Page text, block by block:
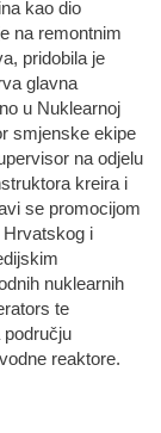
kao dio
na remontnim
pridobila je
glavna
u Nuklearnoj
smjenske ekipe
na odjelu
kreira i
se promocijom
Hrvatskog i
nuklearnih
te
području
reaktore.